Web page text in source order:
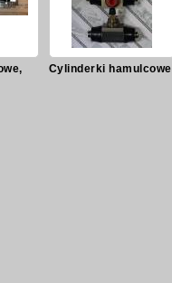
Cylinderki hamulcowe